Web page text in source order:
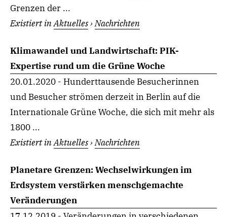
Grenzen der ...
Existiert inAktuelles›Nachrichten
Klimawandel und Landwirtschaft: PIK-
Expertise rund um die Grüne Woche
20.01.2020 - Hunderttausende Besucherinnen
und Besucher strömen derzeit in Berlin auf die
Internationale Grüne Woche, die sich mit mehr als
1800 ...
Existiert inAktuelles›Nachrichten
Planetare Grenzen: Wechselwirkungen im
Erdsystem verstärken menschgemachte
Veränderungen